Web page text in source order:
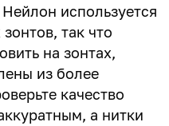
используется
так что
на зонтах,
из более
качество
а нитки